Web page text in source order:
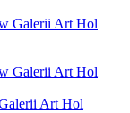
Art Hol